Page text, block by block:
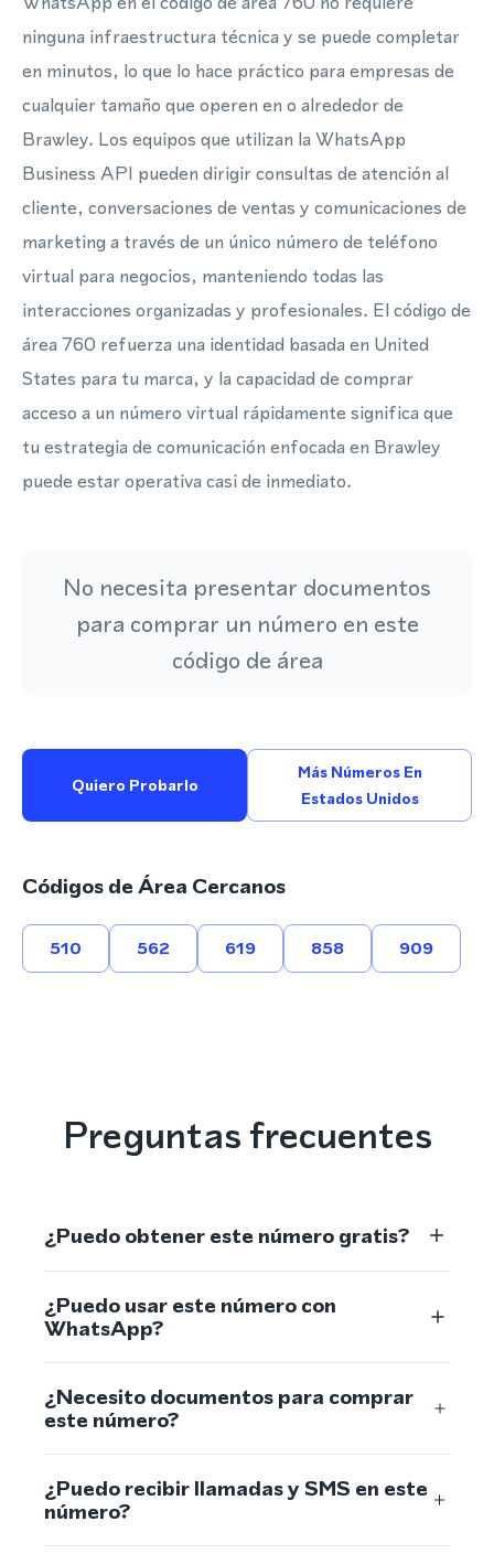
ninguna infraestructura técnica y se puede completar
en minutos, lo que lo hace práctico para empresas de
cualquier tamaño que operen en o alrededor de
Brawley. Los equipos que utilizan la WhatsApp
Business API pueden dirigir consultas de atención al
cliente, conversaciones de ventas y comunicaciones de
marketing a través de un único número de teléfono
virtual para negocios, manteniendo todas las
interacciones organizadas y profesionales. El código de
área 760 refuerza una identidad basada en United
States para tu marca, y la capacidad de comprar
acceso a un número virtual rápidamente significa que
tu estrategia de comunicación enfocada en Brawley
puede estar operativa casi de inmediato.
No necesita presentar documentos
para comprar un número en este
código de área
Quiero Probarlo
Más Números En
Estados Unidos
Códigos de Área Cercanos
510 562 619 858 909
Preguntas frecuentes
¿Puedo obtener este número gratis?
¿Puedo usar este número con
WhatsApp?
¿Necesito documentos para comprar
este número?
¿Puedo recibir llamadas y SMS en este
número?